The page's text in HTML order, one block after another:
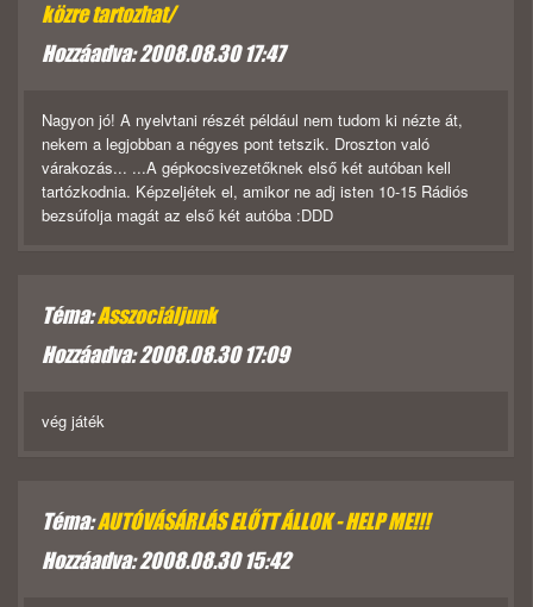
közre tartozhat/
Hozzáadva: 2008.08.30 17:47
Nagyon jó! A nyelvtani részét például nem tudom ki nézte át,
nekem a legjobban a négyes pont tetszik. Droszton való
várakozás... ...A gépkocsivezetőknek első két autóban kell
tartózkodnia. Képzeljétek el, amikor ne adj isten 10-15 Rádiós
bezsúfolja magát az első két autóba :DDD
Téma:Asszociáljunk
Hozzáadva: 2008.08.30 17:09
vég játék
Téma:AUTÓVÁSÁRLÁS ELŐTT ÁLLOK - HELP ME!!!
Hozzáadva: 2008.08.30 15:42